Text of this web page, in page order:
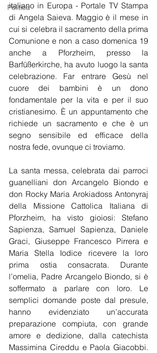
Politica
italiano in Europa - Portale TV Stampa
di Angela Saieva. Maggio è il mese in
cui si celebra il sacramento della prima
Comunione e non a caso domenica 19
anche a Pforzheim, presso la
Barfüßerkirche, ha avuto luogo la santa
celebrazione. Far entrare Gesù nel
cuore dei bambini è un dono
fondamentale per la vita e per il suo
cristianesimo. È un appuntamento che
richiede un sacramento e che è un
segno sensibile ed efficace della
nostra fede, ovunque ci troviamo.
La santa messa, celebrata dai parroci
guanelliani don Arcangelo Biondo e
don Rocky Maria Arokiadoss Antonyraj
della Missione Cattolica Italiana di
Pforzheim, ha visto gioiosi: Stefano
Sapienza, Samuel Sapienza, Daniele
Graci, Giuseppe Francesco Pirrera e
Maria Stella Iodice ricevere la loro
prima ostia consacrata. Durante
l’omelia, Padre Arcangelo Biondo, si è
soffermato a parlare con loro. Le
semplici domande poste dal presule,
hanno evidenziato un’accurata
preparazione compiuta, con grande
amore e dedizione, dalla catechista
Massimina Cireddu e Paola Giacobbi.